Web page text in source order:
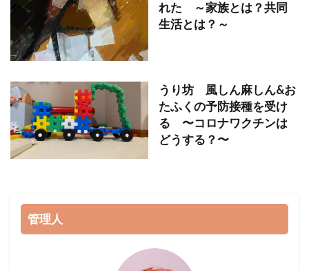
れた ～家族とは？共同
生活とは？～
うり坊 風しん麻しん&お
たふくの予防接種を受け
る 〜コロナワクチンは
どうする？〜
管理人